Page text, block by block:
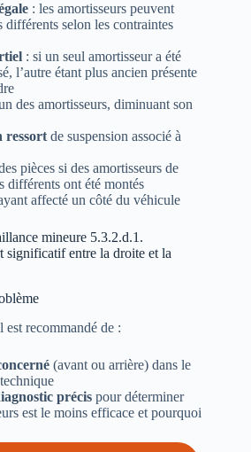
: les amortisseurs peuvent
différents selon les contraintes
: si un seul amortisseur a été
l’autre étant plus ancien présente
des amortisseurs, diminuant son
ressort de suspension associé à
pièces si des amortisseurs de
différents ont été montés
affecté un côté du véhicule
mineure 5.3.2.d.1.
entre la droite et la
recommandé de :
(avant ou arrière) dans le
précis pour déterminer
est le moins efficace et pourquoi